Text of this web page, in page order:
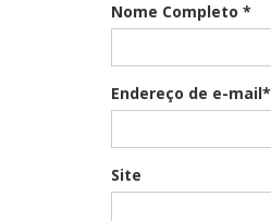
Nome Completo *
Endereço de e-mail*
Site